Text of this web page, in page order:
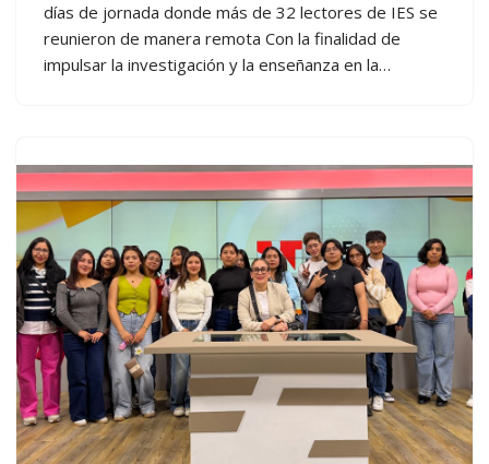
días de jornada donde más de 32 lectores de IES se
reunieron de manera remota Con la finalidad de
impulsar la investigación y la enseñanza en la…